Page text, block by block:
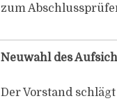
zum
Neuwahl des
Der Vorstand